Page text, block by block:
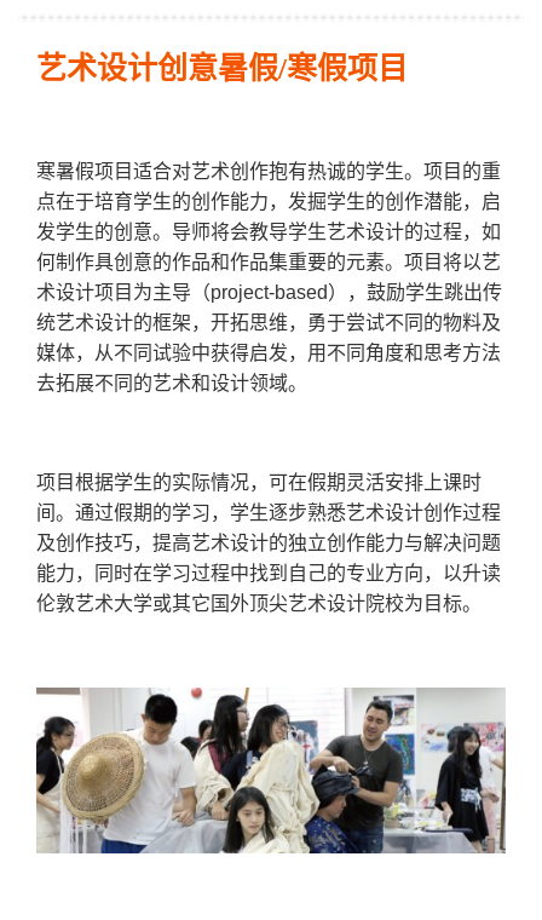
艺术设计创意暑假/寒假项目
寒暑假项目适合对艺术创作抱有热诚的学生。项目的重
点在于培育学生的创作能力，发掘学生的创作潜能，启
发学生的创意。导师将会教导学生艺术设计的过程，如
何制作具创意的作品和作品集重要的元素。项目将以艺
术设计项目为主导（project-based），鼓励学生跳出传
统艺术设计的框架，开拓思维，勇于尝试不同的物料及
媒体，从不同试验中获得启发，用不同角度和思考方法
去拓展不同的艺术和设计领域。
项目根据学生的实际情况，可在假期灵活安排上课时
间。通过假期的学习，学生逐步熟悉艺术设计创作过程
及创作技巧，提高艺术设计的独立创作能力与解决问题
能力，同时在学习过程中找到自己的专业方向，以升读
伦敦艺术大学或其它国外顶尖艺术设计院校为目标。